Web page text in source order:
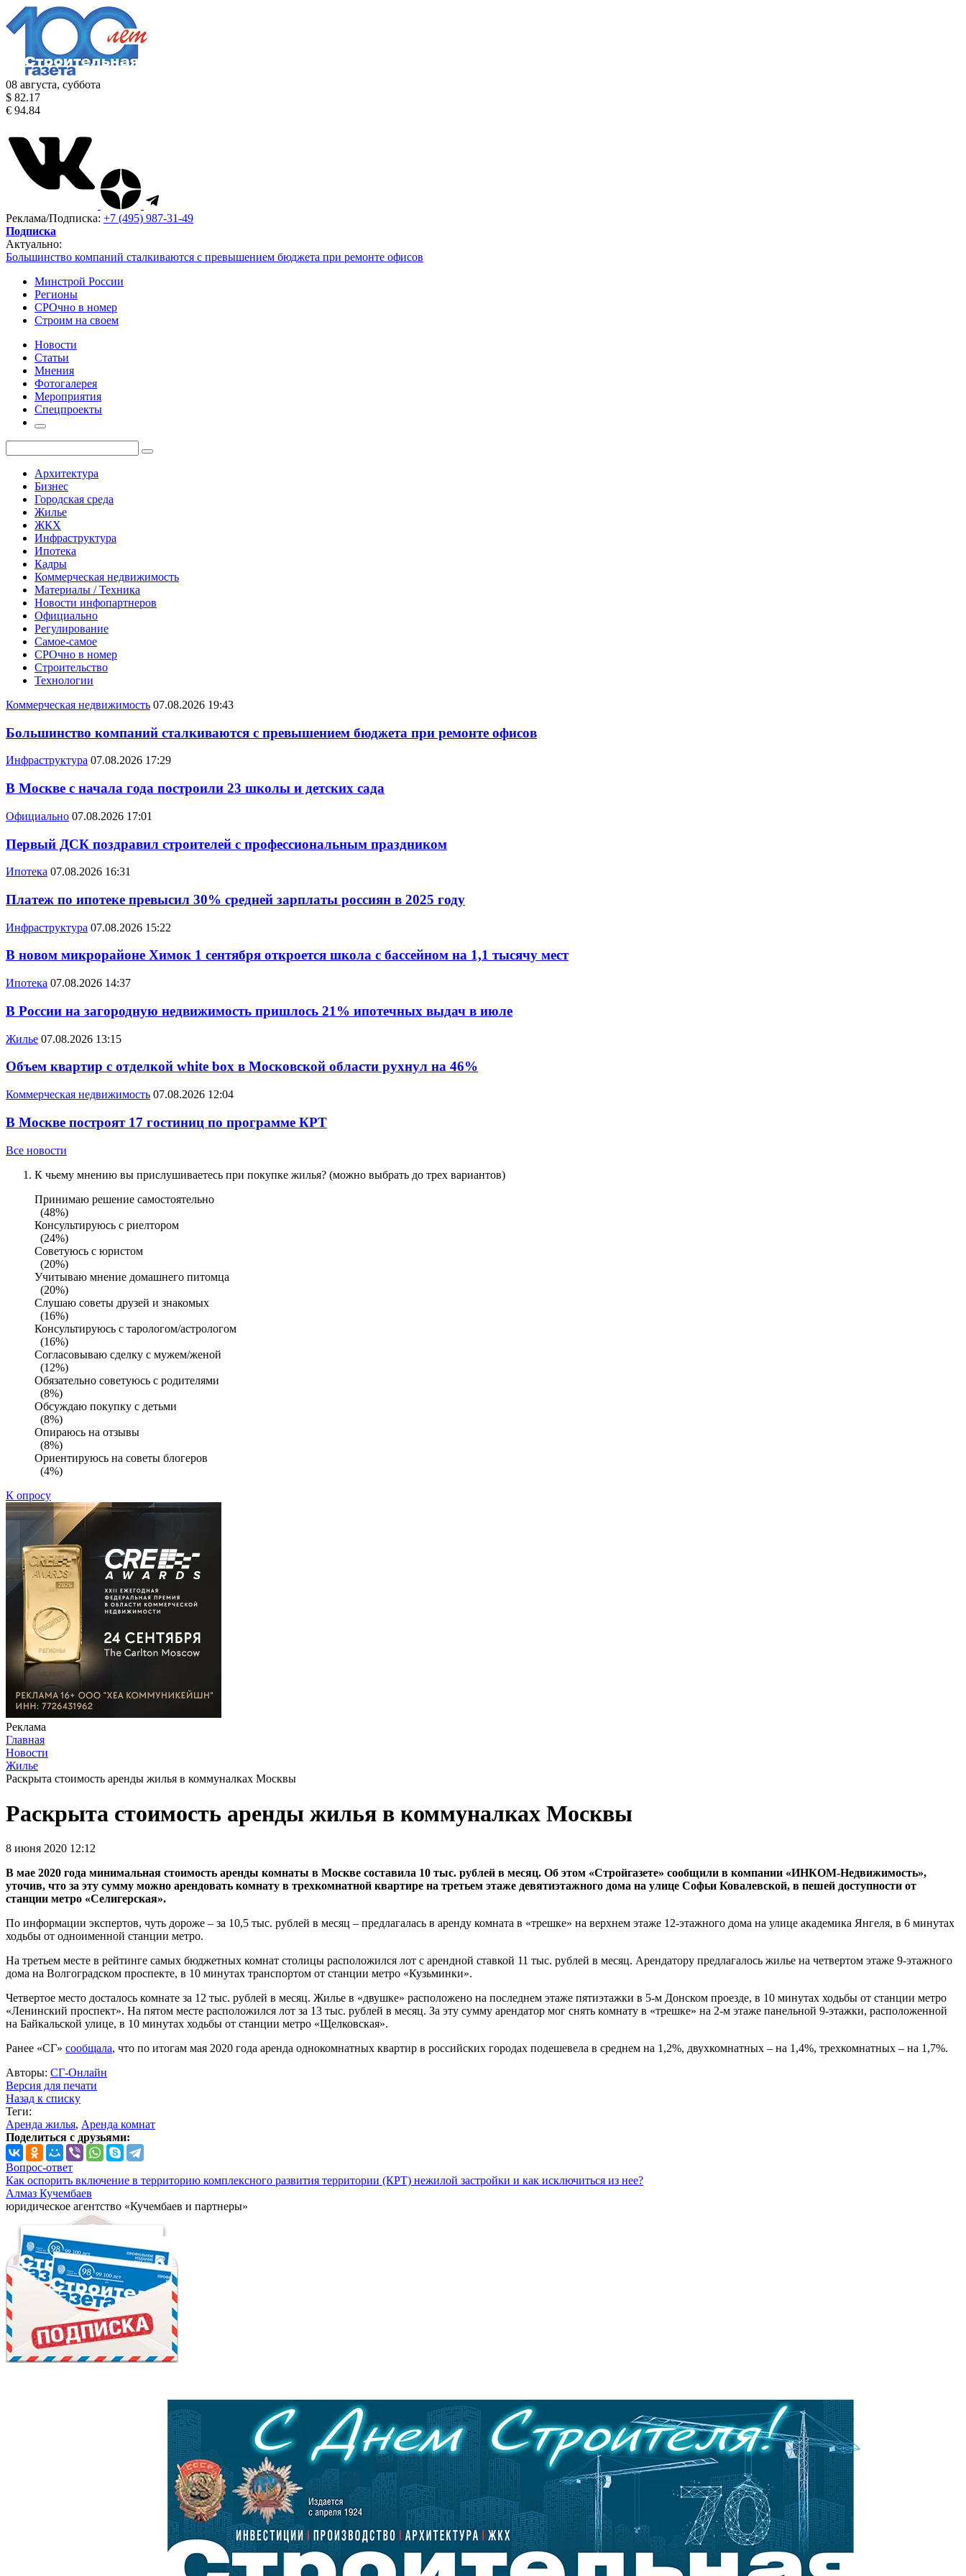
08 августа, суббота
$ 82.17
€ 94.84
Реклама/Подписка: +7 (495) 987-31-49
Подписка
Актуально:
Большинство компаний сталкиваются с превышением бюджета при ремонте офисов
Минстрой России
Регионы
СРОчно в номер
Строим на своем
Новости
Статьи
Мнения
Фотогалерея
Мероприятия
Спецпроекты
Архитектура
Бизнес
Городская среда
Жилье
ЖКХ
Инфраструктура
Ипотека
Кадры
Коммерческая недвижимость
Материалы / Техника
Новости инфопартнеров
Официально
Регулирование
Самое-самое
СРОчно в номер
Строительство
Технологии
Коммерческая недвижимость 07.08.2026 19:43
Большинство компаний сталкиваются с превышением бюджета при ремонте офисов
Инфраструктура 07.08.2026 17:29
В Москве с начала года построили 23 школы и детских сада
Официально 07.08.2026 17:01
Первый ДСК поздравил строителей с профессиональным праздником
Ипотека 07.08.2026 16:31
Платеж по ипотеке превысил 30% средней зарплаты россиян в 2025 году
Инфраструктура 07.08.2026 15:22
В новом микрорайоне Химок 1 сентября откроется школа с бассейном на 1,1 тысячу мест
Ипотека 07.08.2026 14:37
В России на загородную недвижимость пришлось 21% ипотечных выдач в июле
Жилье 07.08.2026 13:15
Объем квартир с отделкой white box в Московской области рухнул на 46%
Коммерческая недвижимость 07.08.2026 12:04
В Москве построят 17 гостиниц по программе КРТ
Все новости
К чьему мнению вы прислушиваетесь при покупке жилья? (можно выбрать до трех вариантов)
Принимаю решение самостоятельно
(48%)
Консультируюсь с риелтором
(24%)
Советуюсь с юристом
(20%)
Учитываю мнение домашнего питомца
(20%)
Слушаю советы друзей и знакомых
(16%)
Консультируюсь с тарологом/астрологом
(16%)
Согласовываю сделку с мужем/женой
(12%)
Обязательно советуюсь с родителями
(8%)
Обсуждаю покупку с детьми
(8%)
Опираюсь на отзывы
(8%)
Ориентируюсь на советы блогеров
(4%)
К опросу
Реклама
Главная
Новости
Жилье
Раскрыта стоимость аренды жилья в коммуналках Москвы
Раскрыта стоимость аренды жилья в коммуналках Москвы
8 июня 2020 12:12
В мае 2020 года минимальная стоимость аренды комнаты в Москве составила 10 тыс. рублей в месяц. Об этом «Стройгазете» сообщили в компании «ИНКОМ-Недвижимость»,
уточив, что за эту сумму можно арендовать комнату в трехкомнатной квартире на третьем этаже девятиэтажного дома на улице Софьи Ковалевской, в пешей доступности от
станции метро «Селигерская».
По информации экспертов, чуть дороже – за 10,5 тыс. рублей в месяц – предлагалась в аренду комната в «трешке» на верхнем этаже 12-этажного дома на улице академика Янгеля, в 6 минутах
ходьбы от одноименной станции метро.
На третьем месте в рейтинге самых бюджетных комнат столицы расположился лот с арендной ставкой 11 тыс. рублей в месяц. Арендатору предлагалось жилье на четвертом этаже 9-этажного
дома на Волгоградском проспекте, в 10 минутах транспортом от станции метро «Кузьминки».
Четвертое место досталось комнате за 12 тыс. рублей в месяц. Жилье в «двушке» расположено на последнем этаже пятиэтажки в 5-м Донском проезде, в 10 минутах ходьбы от станции метро
«Ленинский проспект». На пятом месте расположился лот за 13 тыс. рублей в месяц. За эту сумму арендатор мог снять комнату в «трешке» на 2-м этаже панельной 9-этажки, расположенной
на Байкальской улице, в 10 минутах ходьбы от станции метро «Щелковская».
Ранее «СГ» сообщала, что по итогам мая 2020 года аренда однокомнатных квартир в российских городах подешевела в среднем на 1,2%, двухкомнатных – на 1,4%, трехкомнатных – на 1,7%.
Авторы: СГ-Онлайн
Версия для печати
Назад к списку
Теги:
Аренда жилья, Аренда комнат
Поделиться с друзьями:
Вопрос-ответ
Как оспорить включение в территорию комплексного развития территории (КРТ) нежилой застройки и как исключиться из нее?
Алмаз Кучембаев
юридическое агентство «Кучембаев и партнеры»